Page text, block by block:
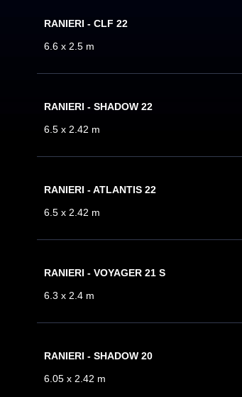
RANIERI - CLF 22
6.6 x 2.5 m
RANIERI - SHADOW 22
6.5 x 2.42 m
RANIERI - ATLANTIS 22
6.5 x 2.42 m
RANIERI - VOYAGER 21 S
6.3 x 2.4 m
RANIERI - SHADOW 20
6.05 x 2.42 m